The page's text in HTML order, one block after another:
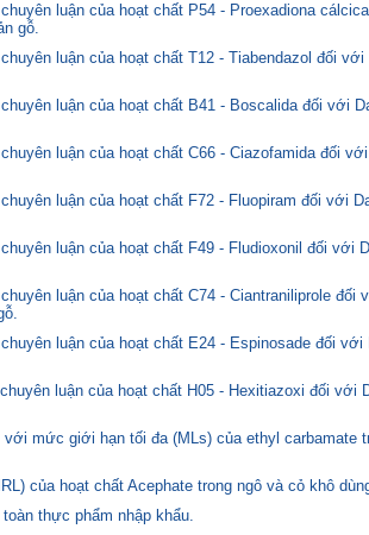
luận của hoạt chất P54 - Proexadiona
gỗ.
luận của hoạt chất T12 - Tiabendazol đối
luận của hoạt chất B41 - Boscalida đối với
luận của hoạt chất C66 - Ciazofamida đối
luận của hoạt chất F72 - Fluopiram đối với
luận của hoạt chất F49 - Fludioxonil đối với
luận của hoạt chất C74 - Ciantraniliprole đối
luận của hoạt chất E24 - Espinosade đối
luận của hoạt chất H05 - Hexitiazoxi đối với
mức giới hạn tối đa (MLs) của ethyl carbamate
của hoạt chất Acephate trong ngô và cỏ khô
thực phẩm nhập khẩu.